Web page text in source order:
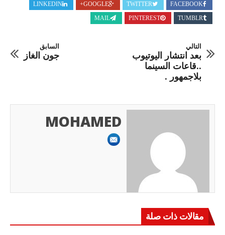
FACEBOOK
TWITTER
GOOGLE+
LINKEDIN
TUMBLR
PINTEREST
MAIL
السابق
جون الغاز
التالي
بعد انتشار اليوتيوب
..قاعات السينما
بلاجمهور .
MOHAMED
مقالات ذات صلة